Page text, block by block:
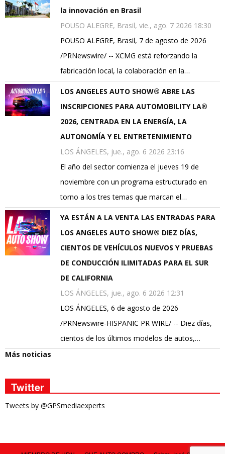
la innovación en Brasil
POUSO ALEGRE, Brasil, vie., ago. 7 2026 18:30
POUSO ALEGRE, Brasil, 7 de agosto de 2026
/PRNewswire/ -- XCMG está reforzando la
fabricación local, la colaboración en la…
LOS ANGELES AUTO SHOW® ABRE LAS
INSCRIPCIONES PARA AUTOMOBILITY LA®
2026, CENTRADA EN LA ENERGÍA, LA
AUTONOMÍA Y EL ENTRETENIMIENTO
LOS ÁNGELES, jue., ago. 6 2026 23:16
El año del sector comienza el jueves 19 de
noviembre con un programa estructurado en
torno a los tres temas que marcan el…
YA ESTÁN A LA VENTA LAS ENTRADAS PARA
LOS ANGELES AUTO SHOW® DIEZ DÍAS,
CIENTOS DE VEHÍCULOS NUEVOS Y PRUEBAS
DE CONDUCCIÓN ILIMITADAS PARA EL SUR
DE CALIFORNIA
LOS ÁNGELES, jue., ago. 6 2026 12:31
LOS ÁNGELES, 6 de agosto de 2026
/PRNewswire-HISPANIC PR WIRE/ -- Diez días,
cientos de los últimos modelos de autos,…
Más noticias
Twitter
Tweets by @GPSmediaexperts